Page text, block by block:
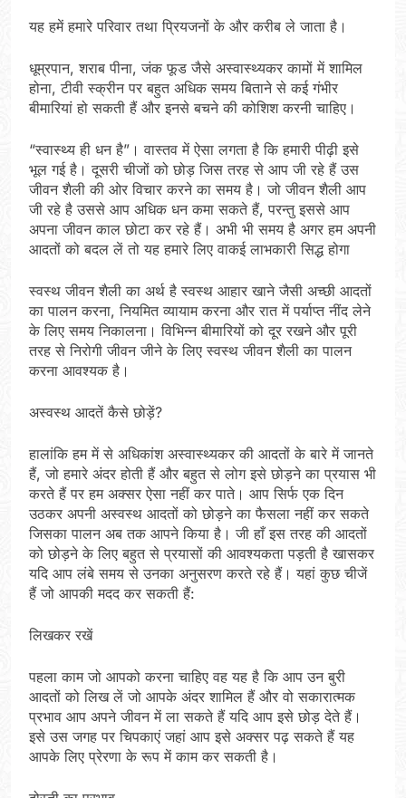
यह हमें हमारे परिवार तथा प्रियजनों के और करीब ले जाता है।
धूम्रपान, शराब पीना, जंक फूड जैसे अस्वास्थ्यकर कामों में शामिल
होना, टीवी स्क्रीन पर बहुत अधिक समय बिताने से कई गंभीर
बीमारियां हो सकती हैं और इनसे बचने की कोशिश करनी चाहिए।
“स्वास्थ्य ही धन है”। वास्तव में ऐसा लगता है कि हमारी पीढ़ी इसे
भूल गई है। दूसरी चीजों को छोड़ जिस तरह से आप जी रहे हैं उस
जीवन शैली की ओर विचार करने का समय है। जो जीवन शैली आप
जी रहे है उससे आप अधिक धन कमा सकते हैं, परन्तु इससे आप
अपना जीवन काल छोटा कर रहे हैं। अभी भी समय है अगर हम अपनी
आदतों को बदल लें तो यह हमारे लिए वाकई लाभकारी सिद्ध होगा
स्वस्थ जीवन शैली का अर्थ है स्वस्थ आहार खाने जैसी अच्छी आदतों
का पालन करना, नियमित व्यायाम करना और रात में पर्याप्त नींद लेने
के लिए समय निकालना। विभिन्न बीमारियों को दूर रखने और पूरी
तरह से निरोगी जीवन जीने के लिए स्वस्थ जीवन शैली का पालन
करना आवश्यक है।
अस्वस्थ आदतें कैसे छोड़ें?
हालांकि हम में से अधिकांश अस्वास्थ्यकर की आदतों के बारे में जानते
हैं, जो हमारे अंदर होती हैं और बहुत से लोग इसे छोड़ने का प्रयास भी
करते हैं पर हम अक्सर ऐसा नहीं कर पाते। आप सिर्फ एक दिन
उठकर अपनी अस्वस्थ आदतों को छोड़ने का फैसला नहीं कर सकते
जिसका पालन अब तक आपने किया है। जी हाँ इस तरह की आदतों
को छोड़ने के लिए बहुत से प्रयासों की आवश्यकता पड़ती है खासकर
यदि आप लंबे समय से उनका अनुसरण करते रहे हैं। यहां कुछ चीजें
हैं जो आपकी मदद कर सकती हैं:
लिखकर रखें
पहला काम जो आपको करना चाहिए वह यह है कि आप उन बुरी
आदतों को लिख लें जो आपके अंदर शामिल हैं और वो सकारात्मक
प्रभाव आप अपने जीवन में ला सकते हैं यदि आप इसे छोड़ देते हैं।
इसे उस जगह पर चिपकाएं जहां आप इसे अक्सर पढ़ सकते हैं यह
आपके लिए प्रेरणा के रूप में काम कर सकती है।